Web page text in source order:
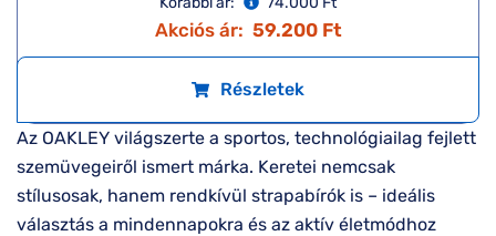
Akciós ár: 59.200 Ft
Részletek
Az OAKLEY világszerte a sportos, technológiailag fejlett
szemüvegeiről ismert márka. Keretei nemcsak
stílusosak, hanem rendkívül strapabírók is – ideális
választás a mindennapokra és az aktív életmódhoz